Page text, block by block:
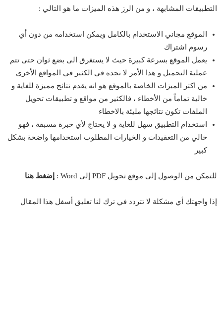
التطبيقات المشابهة ، و من الرز هذه الميزات ما هو التالي :
الموقع مجاني الاستخدام بالكامل ويمكن استخدامه من دون أي
رسوم اشتراك
يعمل الموقع بسرعة كبيرة حيث لا يستغرق الى بضع ثوان حتى تتم
عملية التحميل و هذا الأمر لا نجده في الكثير في المواقع الأخرى
من اكثر الميزات الخاصة بالموقع هو انه يقدم نتائج مميزة للغاية و
خالية تماماً من الأخطاء ، فالكثير من مواقع و تطبيقات تحويل
الملفات تكون نتائجها مليئة بالاخطاء
استخدام التطبيق سهل للغاية و لا يحتاج لأي خبرة مسبقة ، فهو
خالي من التعقيدات و الخيارات المطلوب استخدامها واضحة بشكل
كبير
للتمكن من الوصول إلى موقع تحويل PDF إلى Word : إضغط هنا
إذا واجهتك أي مشكلة لا تتردد في ترك لنا تعليق أسفل هذا المقال